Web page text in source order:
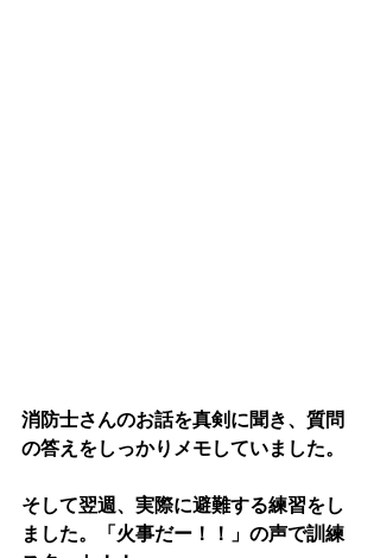
消防士さんのお話を真剣に聞き、質問
の答えをしっかりメモしていました。
そして翌週、実際に避難する練習をし
ました。「火事だー！！」の声で訓練